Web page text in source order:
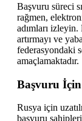
Başvuru süreci
rağmen,
adımları
artırmayı ve
federasyondaki
amaçlamaktadır.
Başvuru
Rusya için
başvuru